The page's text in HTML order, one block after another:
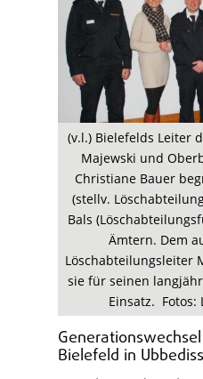
(v.l.) Bielefelds Leiter
Majewski und
Christiane Bauer
(stellv.
Bals
Ämtern. Dem
Löschabteilungsleiter
sie für seinen
Einsatz. Fotos:
Bielefeld in